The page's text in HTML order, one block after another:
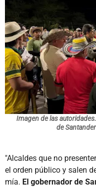
Imagen de las
de
"Alcaldes que no
el orden público y salen
mía. El gobernador de